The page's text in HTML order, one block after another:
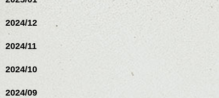
2024/12
2024/11
2024/10
2024/09